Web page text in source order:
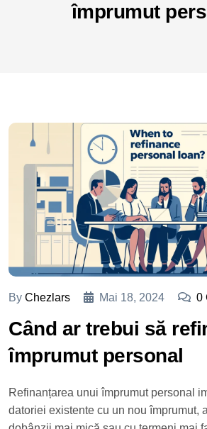
împrumut
By Chezlars Mai 18, 2024 0
Când ar trebui să
împrumut personal
Refinanțarea unui împrumut personal
datoriei existente cu un nou împrumut,